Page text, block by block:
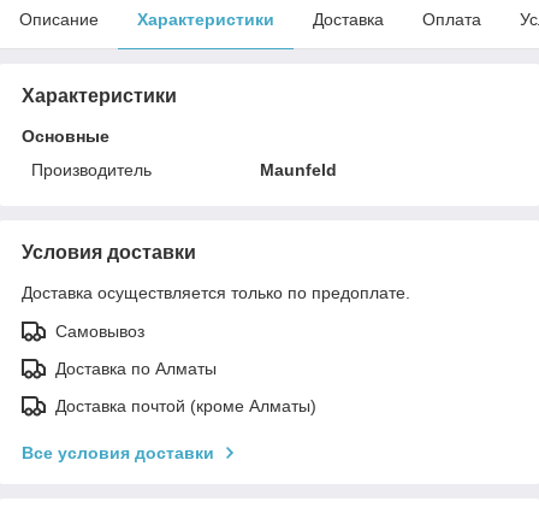
Описание Характеристики Доставка Оплата
Характеристики
Основные
Производитель
Maunfeld
Условия доставки
Доставка осуществляется только по предоплате.
Самовывоз
Доставка по Алматы
Доставка почтой (кроме Алматы)
Все условия доставки